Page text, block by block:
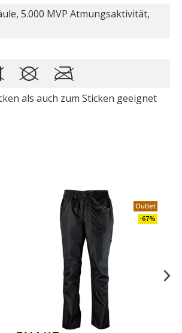
5.000 MVP Atmungsaktivität,
als auch zum Sticken geeignet
Outlet
-67%